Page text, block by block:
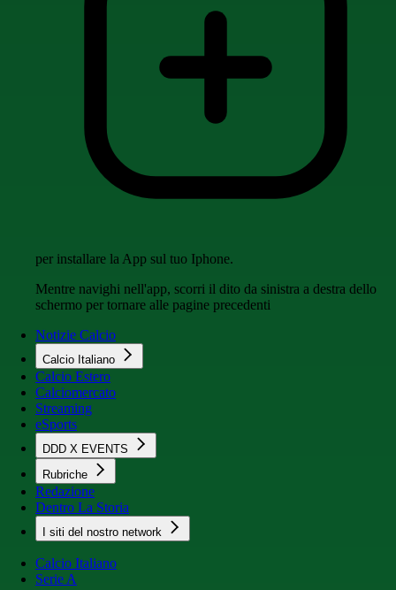
per installare la App sul tuo Iphone.
Mentre navighi nell'app, scorri il dito da sinistra a destra dello
schermo per tornare alle pagine precedenti
Notizie Calcio
Calcio Italiano
Calcio Estero
Calciomercato
Streaming
eSports
DDD X EVENTS
Rubriche
Redazione
Dentro La Storia
I siti del nostro network
Calcio Italiano
Serie A